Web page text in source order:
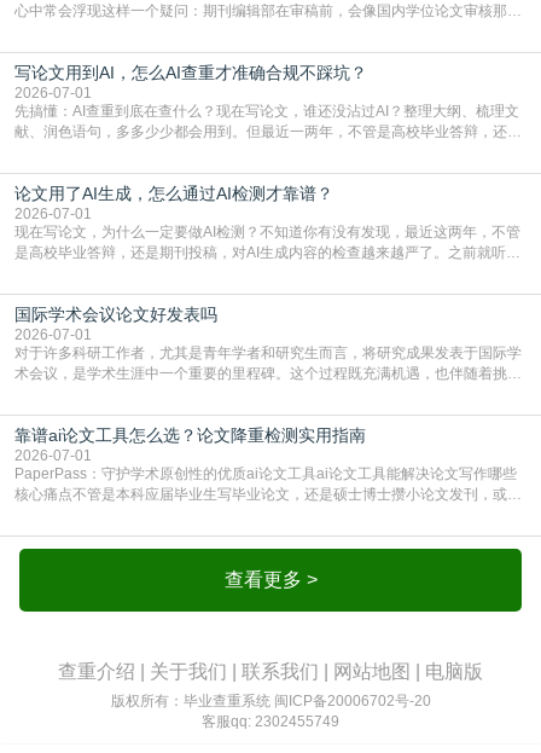
心中常会浮现这样一个疑问：期刊编辑部在审稿前，会像国内学位论文审核那
论文的初审通过率。实际上，SCI期刊对重复内容的审查是严谨投稿流程中不可
或缺的一环。本篇AEIC学术交流中心小编就为大家介绍“投稿SCI有查重吗”。
一、查重是标准流程答案是明确的：绝大多数S
写论文用到AI，怎么AI查重才准确合规不踩坑？
2026-07-01
先搞懂：AI查重到底在查什么？现在写论文，谁还没沾过AI？整理大纲、梳理文
献、润色语句，多多少少都会用到。但最近一两年，不管是高校毕业答辩，还是
须加做AI查重。很多人分不清，AI查重和普通查重到底有啥区别？这里说透：普
通查重查的是你的文字和已公开文献的重复比例，防的是抄袭；AI查重查的是你
的内容里，有多少是AI生成的，防的是过
论文用了AI生成，怎么通过AI检测才靠谱？
2026-07-01
现在写论文，为什么一定要做AI检测？不知道你有没有发现，最近这两年，不管
是高校毕业答辩，还是期刊投稿，对AI生成内容的检查越来越严了。之前就听身
要求修改，还差点被判定学术不规范，真的太冤了。现在国内多数高校和核心期
刊，都已经明确出台了相关规定：如果使用AI生成内容辅助写作，必须明确标
注，未标注的AI生成内容会被认定为不符合学
国际学术会议论文好发表吗
2026-07-01
对于许多科研工作者，尤其是青年学者和研究生而言，将研究成果发表于国际学
术会议，是学术生涯中一个重要的里程碑。这个过程既充满机遇，也伴随着挑
疑问：国际学术会议论文到底好不好发表？其价值和难度究竟如何衡量。本篇
AEIC学术交流中心小编就为大家介绍“国际学术会议论文好发表吗”。一、会议论
文发表的相对优势与期刊论文相比，国际会议论文的发
靠谱ai论文工具怎么选？论文降重检测实用指南
2026-07-01
PaperPass：守护学术原创性的优质ai论文工具ai论文工具能解决论文写作哪些
核心痛点不管是本科应届毕业生写毕业论文，还是硕士博士攒小论文发刊，或是
自己逐句读逐句改，熬好几个大夜不说，还经常改不到点上，交上去才发现重复
率超标，再返工太折腾。现在有了成熟的ai论文工具，这些痛点基本都能高效解
决。靠谱的ai论文工具，不止能帮你梳查看更多 >
查重介绍 关于我们 联系我们 网站地图 电脑版
版权所有：毕业查重系统 闽ICP备20006702号-20
客服qq: 2302455749